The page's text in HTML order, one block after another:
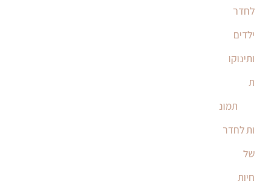
לחדר
ילדים
ותינוקו
ת
תמונ
ות לחדר
של
חיות